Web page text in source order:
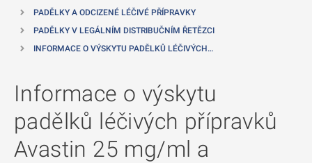
PADĚLKY A ODCIZENÉ LÉČIVÉ PŘÍPRAVKY
PADĚLKY V LEGÁLNÍM DISTRIBUČNÍM ŘETĚZCI
INFORMACE O VÝSKYTU PADĚLKŮ LÉČIVÝCH…
Informace o výskytu
padělků léčivých přípravků
Avastin 25 mg/ml a